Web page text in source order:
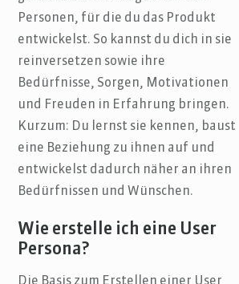
Personen, für die du das Produkt
entwickelst. So kannst du dich in sie
reinversetzen sowie ihre
Bedürfnisse, Sorgen, Motivationen
und Freuden in Erfahrung bringen.
Kurzum: Du lernst sie kennen, baust
eine Beziehung zu ihnen auf und
entwickelst dadurch näher an ihren
Bedürfnissen und Wünschen.
Wie erstelle ich eine User
Persona?